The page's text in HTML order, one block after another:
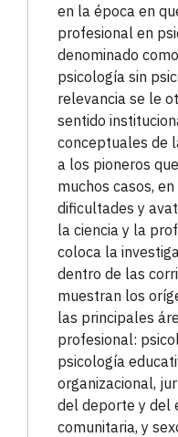
en la época en
profesional en
denominado
psicología sin
relevancia se le
sentido
conceptuales de
a los pioneros
muchos casos,
dificultades y
la ciencia y la
coloca la
dentro de las
muestran los
las principales
profesional:
psicología
organizacional,
del deporte y del
comunitaria, y